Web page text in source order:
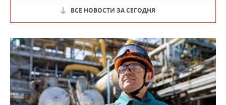
ВСЕ НОВОСТИ ЗА СЕГОДНЯ